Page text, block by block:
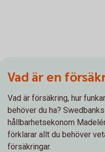
Vad är en
Vad är försäkring, hur
behöver du ha? Swedbanks
hållbarhetsekonom
förklarar allt du behöver
försäkringar.